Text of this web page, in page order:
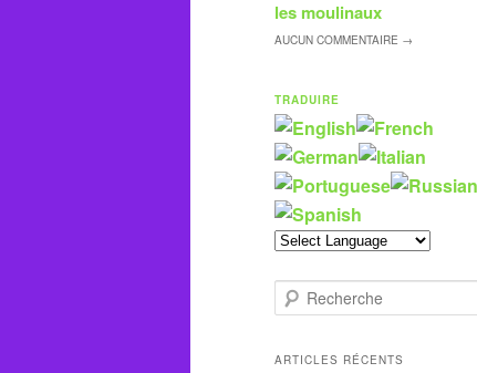
les moulinaux
AUCUN COMMENTAIRE →
TRADUIRE
e
h
ARTICLES RÉCENTS